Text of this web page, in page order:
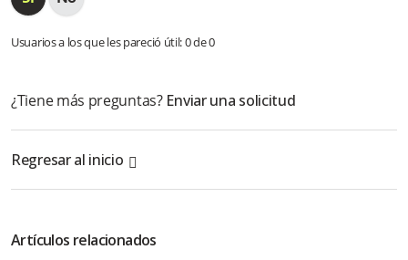
¿Cómo puedo resolver dudas o problemas con app Nequi
¿Qué significa CDC y cuáles son sus beneficios?
Usuarios a los que les pareció útil: 0 de 0
¿Tiene más preguntas? Enviar una solicitud
Regresar al inicio
Artículos relacionados